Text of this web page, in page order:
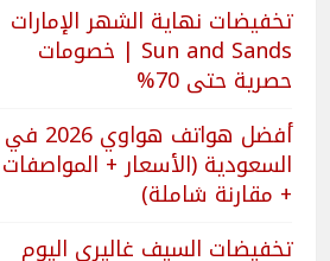
تخفيضات نهاية الشهر الإمارات
Sun and Sands | خصومات
حصرية حتى 70%
أفضل هواتف هواوي 2026 في
السعودية (الأسعار + المواصفات
+ مقارنة شاملة)
تخفيضات السيف غاليري اليوم